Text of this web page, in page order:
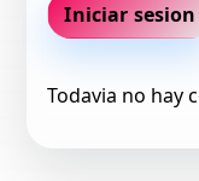
Iniciar sesion
Todavia no hay